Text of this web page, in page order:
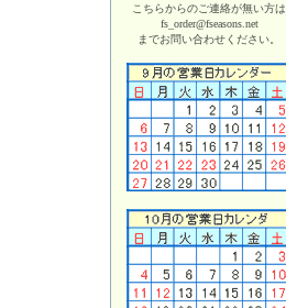
こちらからのご連絡が無い方は
fs_order@fseasons.net
までお問い合わせください。